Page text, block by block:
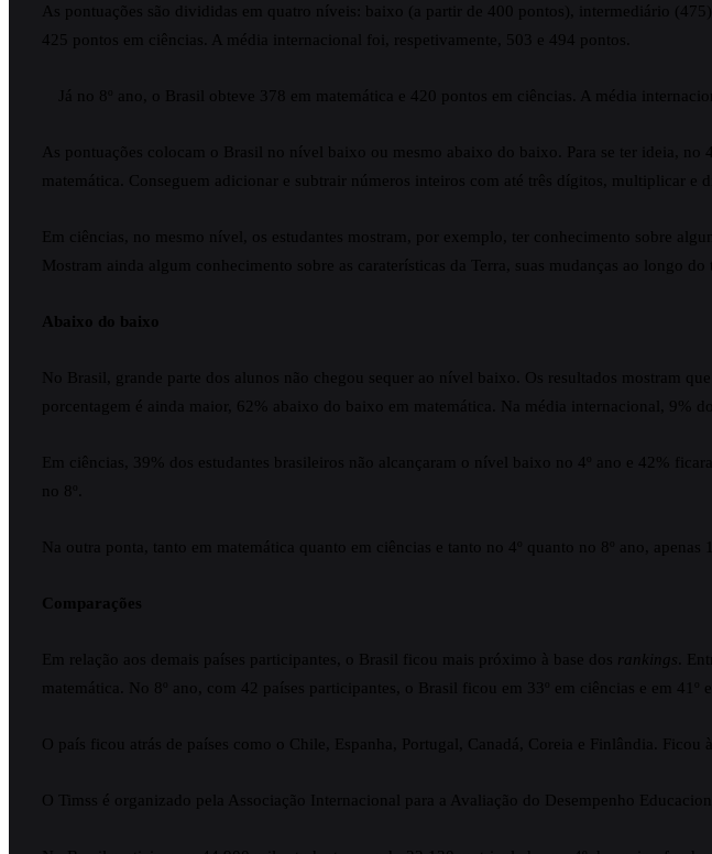
As pontuações são divididas em quatro níveis: baixo (a partir de 400 pontos), intermediário
425 pontos em ciências. A média internacional foi, respetivamente, 503 e 494 pontos.
Já no 8º ano, o Brasil obteve 378 em matemática e 420 pontos em ciências. A média
As pontuações colocam o Brasil no nível baixo ou mesmo abaixo do baixo. Para se ter ideia,
matemática. Conseguem adicionar e subtrair números inteiros com até três dígitos, multiplicar
Em ciências, no mesmo nível, os estudantes mostram, por exemplo, ter conhecimento sobre
Mostram ainda algum conhecimento sobre as caraterísticas da Terra, suas mudanças ao longo do
Abaixo do baixo
No Brasil, grande parte dos alunos não chegou sequer ao nível baixo. Os resultados mostram
porcentagem é ainda maior, 62% abaixo do baixo em matemática. Na média internacional, 9%
Em ciências, 39% dos estudantes brasileiros não alcançaram o nível baixo no 4º ano e 42%
no 8º.
Na outra ponta, tanto em matemática quanto em ciências e tanto no 4º quanto no 8º ano,
Comparações
Em relação aos demais países participantes, o Brasil ficou mais próximo à base dos rankings .
matemática. No 8º ano, com 42 países participantes, o Brasil ficou em 33º em ciências e em 41º
O país ficou atrás de países como o Chile, Espanha, Portugal, Canadá, Coreia e Finlândia. Ficou
O Timss é organizado pela Associação Internacional para a Avaliação do Desempenho